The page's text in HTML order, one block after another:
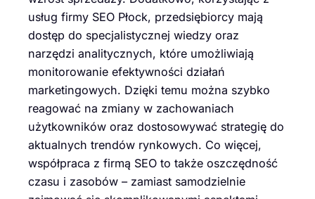
usług firmy SEO Płock, przedsiębiorcy mają
dostęp do specjalistycznej wiedzy oraz
narzędzi analitycznych, które umożliwiają
monitorowanie efektywności działań
marketingowych. Dzięki temu można szybko
reagować na zmiany w zachowaniach
użytkowników oraz dostosowywać strategię do
aktualnych trendów rynkowych. Co więcej,
współpraca z firmą SEO to także oszczędność
czasu i zasobów – zamiast samodzielnie